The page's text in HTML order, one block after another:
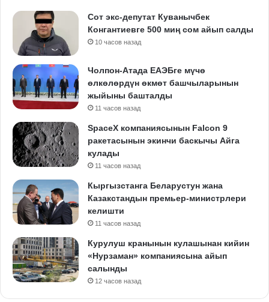
Сот экс-депутат Куванычбек
Конгантиевге 500 миң сом айып салды
10 часов назад
Чолпон-Атада ЕАЭБге мүчө
өлкөлөрдүн өкмөт башчыларынын
жыйыны башталды
11 часов назад
SpaceX компаниясынын Falcon 9
ракетасынын экинчи баскычы Айга
кулады
11 часов назад
Кыргызстанга Беларустун жана
Казакстандын премьер-министрлери
келишти
11 часов назад
Курулуш кранынын кулашынан кийин
«Нурзаман» компаниясына айып
салынды
12 часов назад